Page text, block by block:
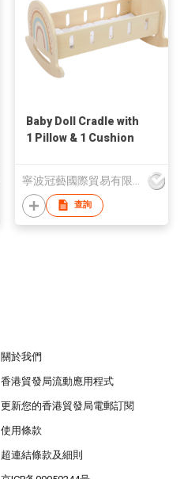
Baby Doll Cradle with
1 Pillow & 1 Cushion
查詢
關於我們
香港貿發局流動應用程式
更新您的香港貿發局電郵訂閱
使用條款
超連結條款及細則